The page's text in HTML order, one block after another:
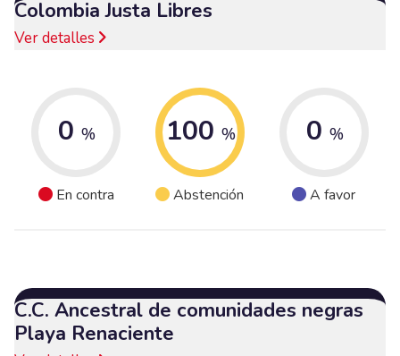
Colombia Justa Libres
Ver detalles
0 %
En contra
100 %
Abstención
0 %
A favor
C.C. Ancestral de comunidades negras
Playa Renaciente